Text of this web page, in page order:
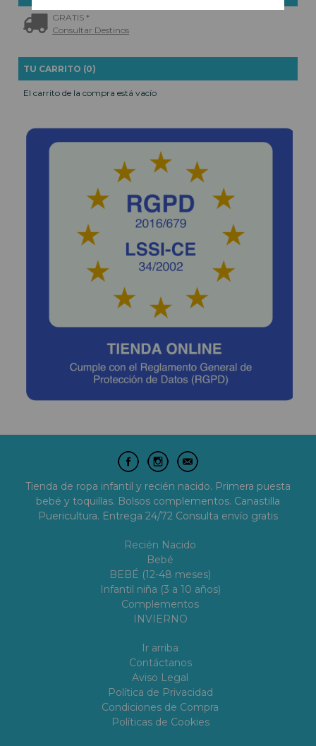
GRATIS *
Consultar Destinos
TU CARRITO (0)
El carrito de la compra está vacío
Tienda de ropa infantil y recién nacido. Primera puesta
bebé y toquillas. Bolsos complementos. Canastilla
Puericultura. Entrega 24/72 Consulta envío gratis
Recién Nacido
Bebé
BEBÉ (12-48 meses)
Infantil niña (3 a 10 años)
Complementos
INVIERNO
Ir arriba
Contáctanos
Aviso Legal
Política de Privacidad
Condiciones de Compra
Políticas de Cookies